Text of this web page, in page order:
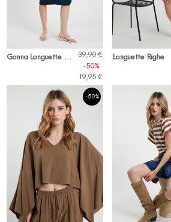
G
onna Longuette a Tubino
39,90 €
-50%
19,95 €
Longuette Righe
-50%